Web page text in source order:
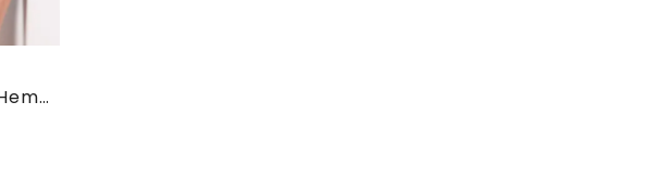
Dropped Shoulder Hemdbluse im Denim-Look